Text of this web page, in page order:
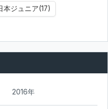
本ジュニア(17)
2016年